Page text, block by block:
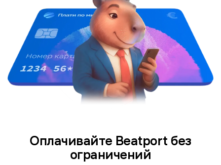
Оплачивайте Beatport без
ограничений